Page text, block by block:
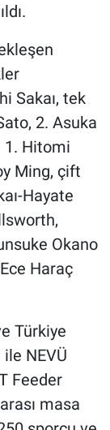
Sakaı, tek
2. Asuka
1. Hitomi
Ming, çift
Hayate
Okano
Haraç
Türkiye
NEVÜ
Feeder
masa